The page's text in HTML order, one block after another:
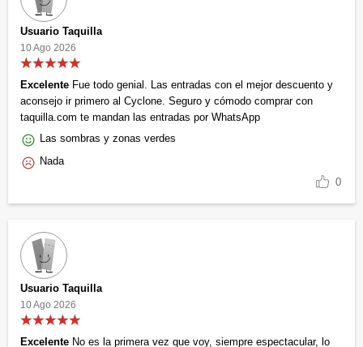
Usuario Taquilla
10 Ago 2026
Excelente Fue todo genial. Las entradas con el mejor descuento y
aconsejo ir primero al Cyclone. Seguro y cómodo comprar con
taquilla.com te mandan las entradas por WhatsApp
Las sombras y zonas verdes
Nada
0
Usuario Taquilla
10 Ago 2026
Excelente No es la primera vez que voy, siempre espectacular, lo